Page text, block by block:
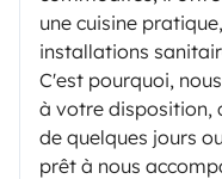
une cuisine
installations
C'est pourquoi,
à votre disposition,
de quelques jours
prêt à nous